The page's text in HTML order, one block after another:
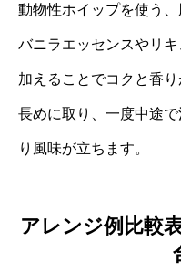
動物性ホイップを使う、
バニラエッセンスやリ
加えることでコクと香
長めに取り、一度中途
り風味が立ちます。
アレンジ例比較